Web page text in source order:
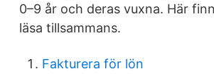
0–9 år och deras vuxna. Här
läsa tillsammans.
Fakturera för lön